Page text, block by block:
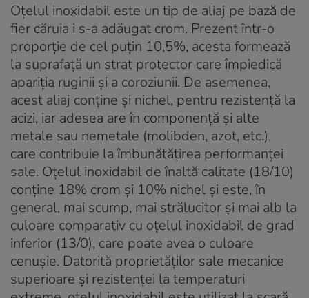
Oțelul inoxidabil este un tip de aliaj pe bază de
fier căruia i s-a adăugat crom. Prezent într-o
proporție de cel puțin 10,5%, acesta formează
la suprafață un strat protector care împiedică
apariția ruginii și a coroziunii. De asemenea,
acest aliaj conține și nichel, pentru rezistență la
acizi, iar adesea are în componență și alte
metale sau nemetale (molibden, azot, etc.),
care contribuie la îmbunătățirea performanței
sale. Oțelul inoxidabil de înaltă calitate (18/10)
conține 18% crom și 10% nichel și este, în
general, mai scump, mai strălucitor și mai alb la
culoare comparativ cu oțelul inoxidabil de grad
inferior (13/0), care poate avea o culoare
cenușie. Datorită proprietăților sale mecanice
superioare și rezistenței la temperaturi